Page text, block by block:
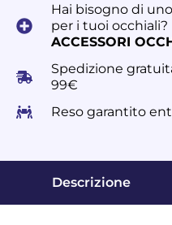
Hai bisogno di
per i tuoi occhiali?
ACCESSORI
Spedizione
99€
Reso garantito
Descrizione